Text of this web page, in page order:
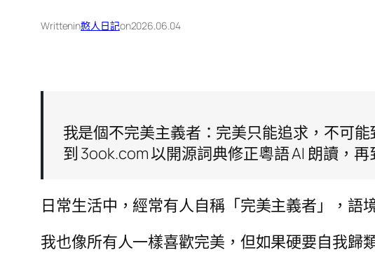
Writtenin憨人日記on2026.06.04
我是個不完美主義者：完美只能追求，不可
到 3ook.com 以開源詞典修正粵語 AI 朗讀，
日常生活中，經常有人自稱「完美主義者」，語
我也像所有人一樣喜歡完美，但如果硬要自我歸